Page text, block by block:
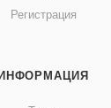
Регистрация
ИНФОРМАЦИЯ